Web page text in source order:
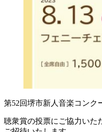
第52回堺市新人音楽コンク
聴衆賞の投票にご協力いた